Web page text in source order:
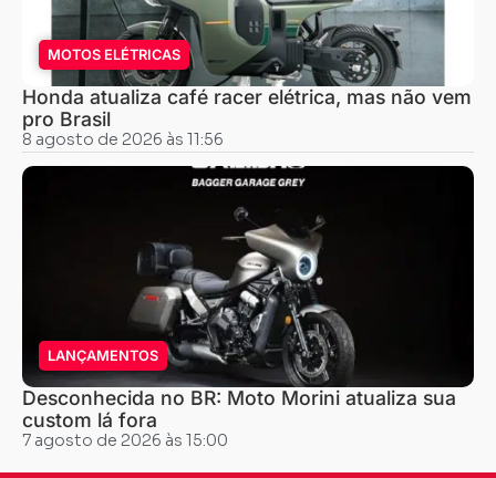
MOTOS ELÉTRICAS
Honda atualiza café racer elétrica, mas não vem
pro Brasil
8 agosto de 2026 às 11:56
LANÇAMENTOS
Desconhecida no BR: Moto Morini atualiza sua
custom lá fora
7 agosto de 2026 às 15:00